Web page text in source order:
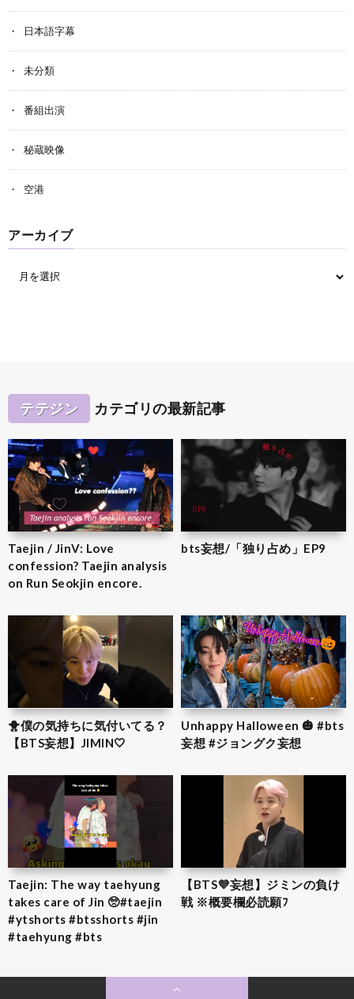
日本語字幕
未分類
番組出演
秘蔵映像
空港
アーカイブ
テテジン カテゴリの最新記事
Taejin / JinV: Love
confession? Taejin analysis
on Run Seokjin encore.
bts妄想/「独り占め」EP9
🐥僕の気持ちに気付いてる？
【BTS妄想】JIMIN‎🤍
Unhappy Halloween 🎃 #bts
妄想 #ジョングク妄想
Taejin: The way taehyung
takes care of Jin 🥺#taejin
#ytshorts #btsshorts #jin
#taehyung #bts
【BTS💜‪妄想】ジミンの負け
戦 ※概要欄必読願ﾌ